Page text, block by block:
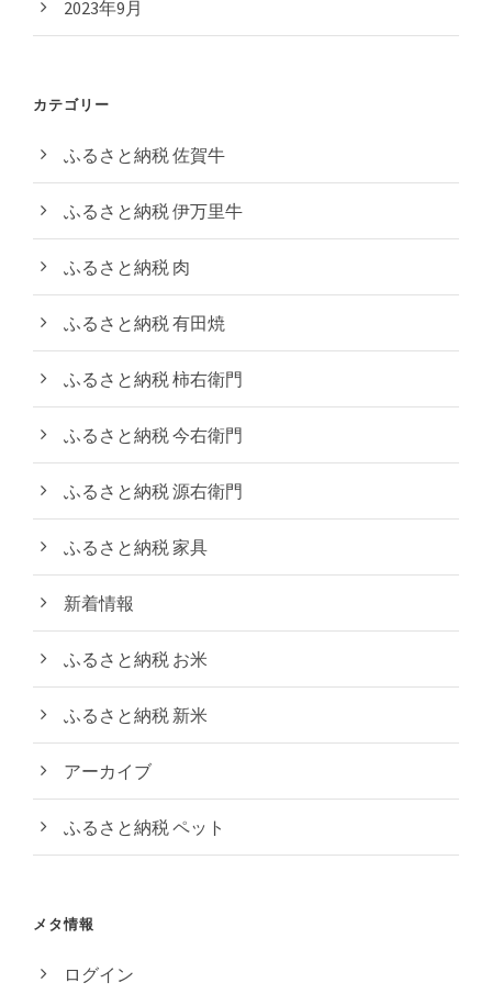
2023年9月
カテゴリー
ふるさと納税 佐賀牛
ふるさと納税 伊万里牛
ふるさと納税 肉
ふるさと納税 有田焼
ふるさと納税 柿右衛門
ふるさと納税 今右衛門
ふるさと納税 源右衛門
ふるさと納税 家具
新着情報
ふるさと納税 お米
ふるさと納税 新米
アーカイブ
ふるさと納税 ペット
メタ情報
ログイン